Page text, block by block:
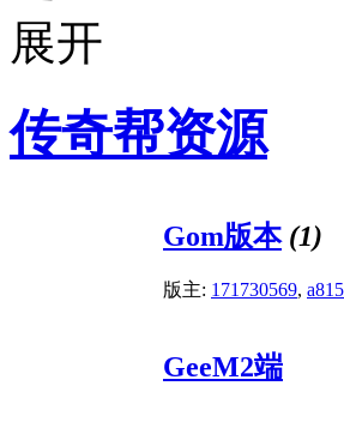
传奇帮资源
Gom版本(1)
版主: 171730569,
GeeM2端